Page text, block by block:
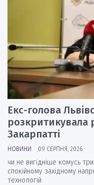
Екс-голова
розкритикувала
Закарпатті
НОВИНИ 09 СЕРПНЯ, 2026
чи не вигідніше комусь
спокійному західному
технологій